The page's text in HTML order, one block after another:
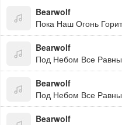
Bearwolf
Bearwolf
Bearwolf
Под Небом Все Равны
Bearwolf